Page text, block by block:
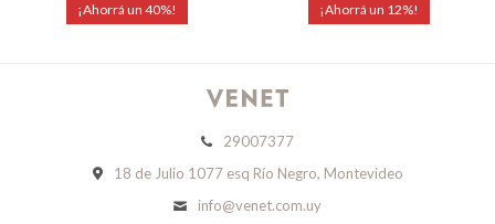
40 12
29007377
18 de Julio 1077 esq Río Negro, Montevideo
info@venet.com.uy